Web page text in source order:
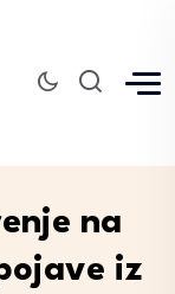
na
iz